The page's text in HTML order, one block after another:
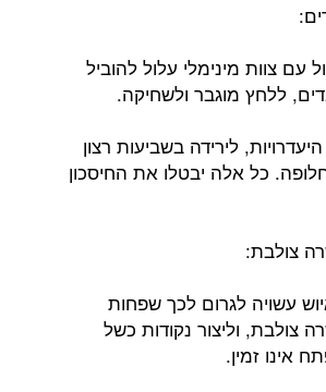
צוות מינימלי עלול להוביל
ללחץ מוגבר ולשחיקה.
לירידה בשביעות רצון
כל אלה יבטלו את החיסכון
עשויה לגרום לכך שפחות
צולבת, וליצור נקודות כשל
אינו זמין.